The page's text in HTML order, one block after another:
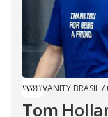
VANITY BRASIL/
Tom